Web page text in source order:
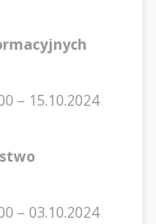
– 15.10.2024
– 03.10.2024